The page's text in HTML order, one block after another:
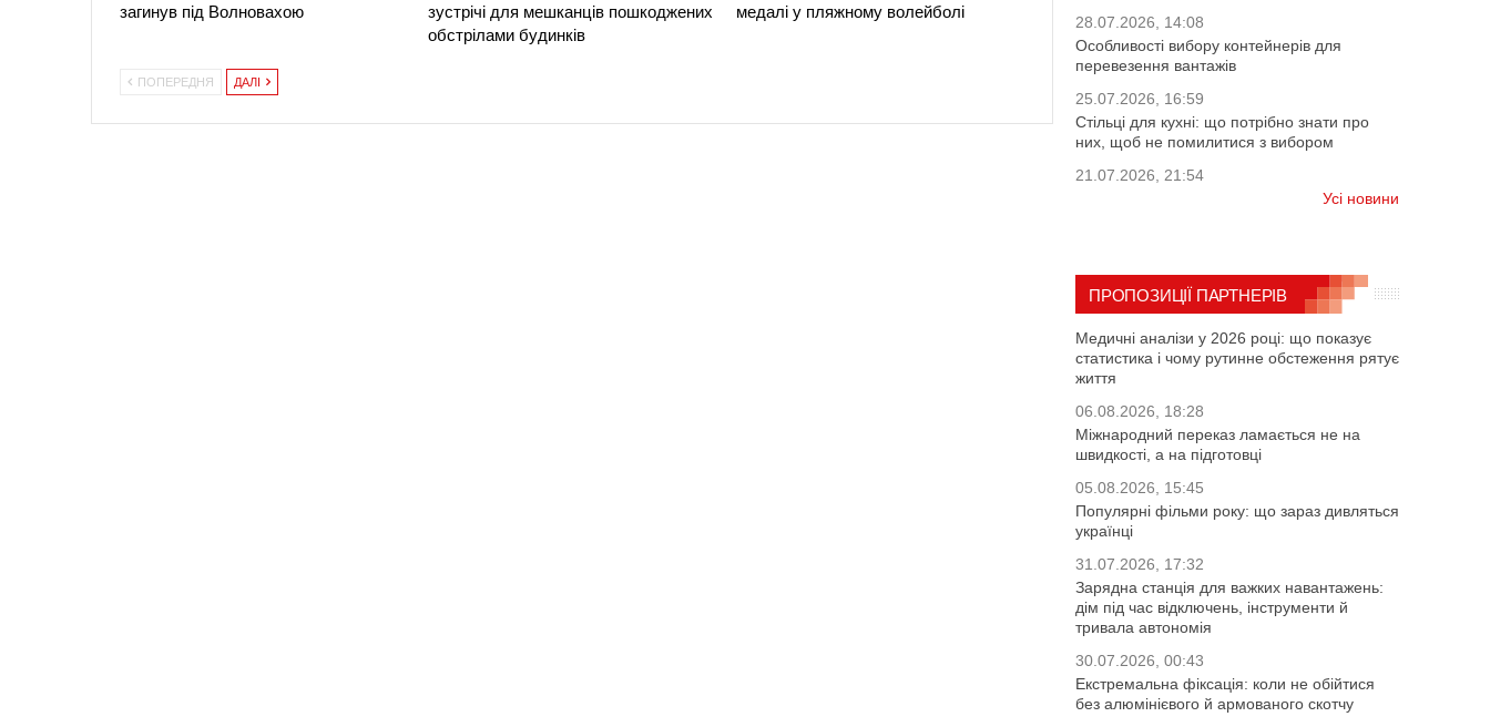
загинув під Волновахою
зустрічі для мешканців пошкоджених
обстрілами будинків
медалі у пляжному волейболі
ПОПЕРЕДНЯ ДАЛІ
28.07.2026, 14:08
Особливості вибору контейнерів для
перевезення вантажів
25.07.2026, 16:59
Стільці для кухні: що потрібно знати про
них, щоб не помилитися з вибором
21.07.2026, 21:54
Усі новини
ПРОПОЗИЦІЇ ПАРТНЕРІВ
Медичні аналізи у 2026 році: що показує
статистика і чому рутинне обстеження рятує
життя
06.08.2026, 18:28
Міжнародний переказ ламається не на
швидкості, а на підготовці
05.08.2026, 15:45
Популярні фільми року: що зараз дивляться
українці
31.07.2026, 17:32
Зарядна станція для важких навантажень:
дім під час відключень, інструменти й
тривала автономія
30.07.2026, 00:43
Екстремальна фіксація: коли не обійтися
без алюмінієвого й армованого скотчу